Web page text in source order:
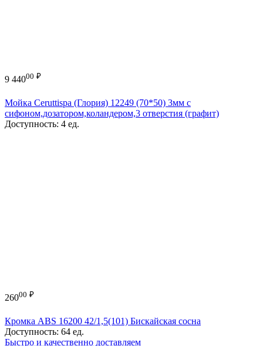
9 44000 ₽
Мойка Ceruttispa (Глория) 12249 (70*50) 3мм с
сифоном,дозатором,коландером,3 отверстия (графит)
Доступность: 4 ед.
26000 ₽
Кромка ABS 16200 42/1,5(101) Бискайская сосна
Доступность: 64 ед.
Быстро и качественно доставляем